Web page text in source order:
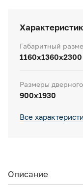
Габаритный
1160х1360х2300
Размеры
900x1930
Все
Описание